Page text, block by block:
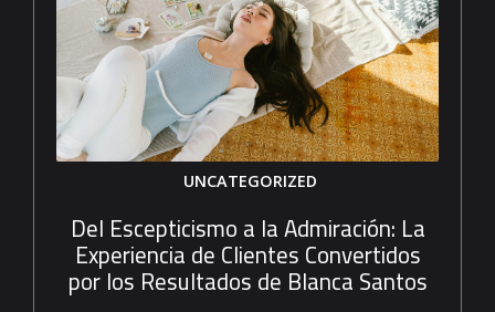
UNCATEGORIZED
Del Escepticismo a la Admiración: La
Experiencia de Clientes Convertidos
por los Resultados de Blanca Santos